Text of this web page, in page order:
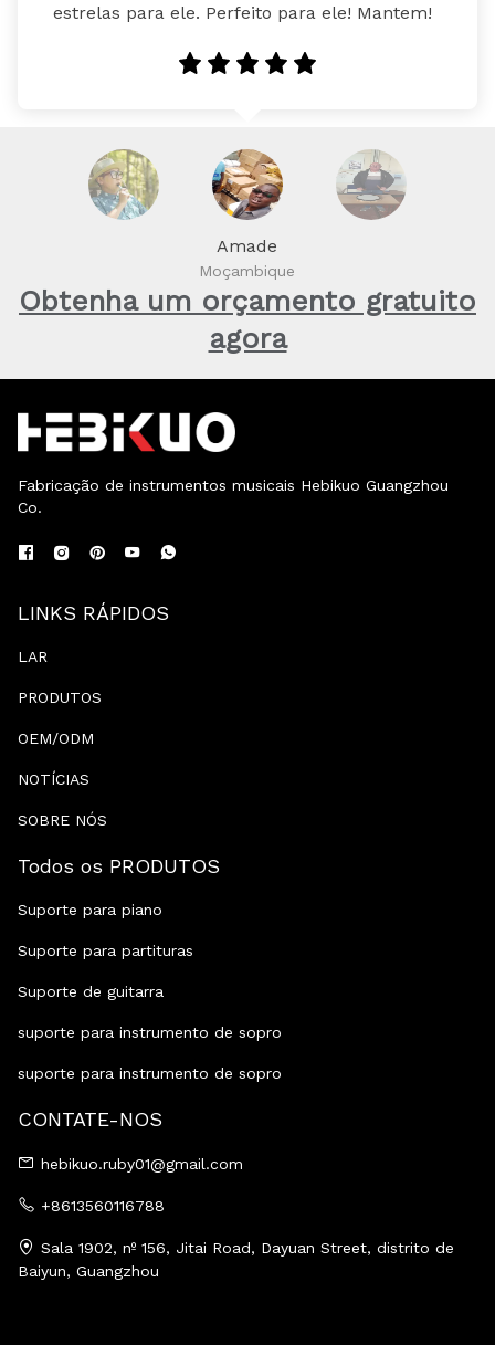
estrelas para ele. Perfeito para ele! Mantem!
Amade
Moçambique
Obtenha um orçamento gratuito
agora
Fabricação de instrumentos musicais Hebikuo Guangzhou
Co.
LINKS RÁPIDOS
LAR
PRODUTOS
OEM/ODM
NOTÍCIAS
SOBRE NÓS
Todos os PRODUTOS
Suporte para piano
Suporte para partituras
Suporte de guitarra
suporte para instrumento de sopro
suporte para instrumento de sopro
CONTATE-NOS
hebikuo.ruby01@gmail.com
+8613560116788
Sala 1902, nº 156, Jitai Road, Dayuan Street, distrito de
Baiyun, Guangzhou